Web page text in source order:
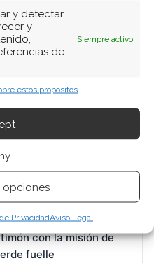
y detectar
y
de
Siempre activo
estos propósitos
opciones
PrivacidadAviso Legal
el ritmo que exige su
con la misión de
fuelle